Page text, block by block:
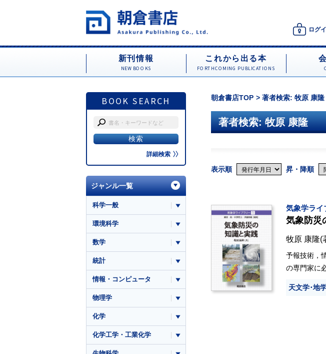
ログ
新刊情報
NEW BOOKS
これから出る本
FORTHCOMING PUBLICATIONS
BOOK SEARCH
詳細検索
朝倉書店TOP 著者検索: 牧原 康隆
著者検索: 牧原 康隆
表示順 昇・降順
気象学ライ
気象防災
牧原 康隆(
予報技術，
の専門家に
天文学･地
ジャンル一覧
科学一般
環境科学
数学
統計
情報・コンピュータ
物理学
化学
化学工学・工業化学